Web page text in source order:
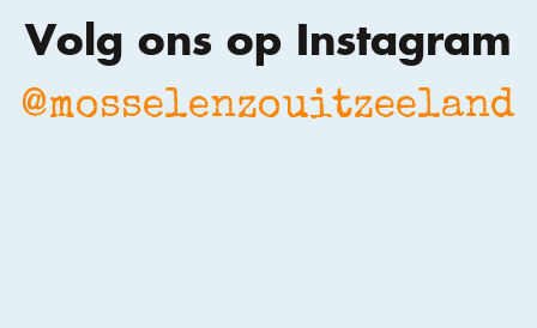
Volg ons op Instagram
@mosselenzouitzeeland